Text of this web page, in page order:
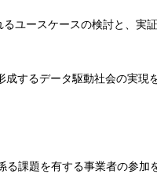
ユースケースの検討と、実
するデータ駆動社会の実現
課題を有する事業者の参加